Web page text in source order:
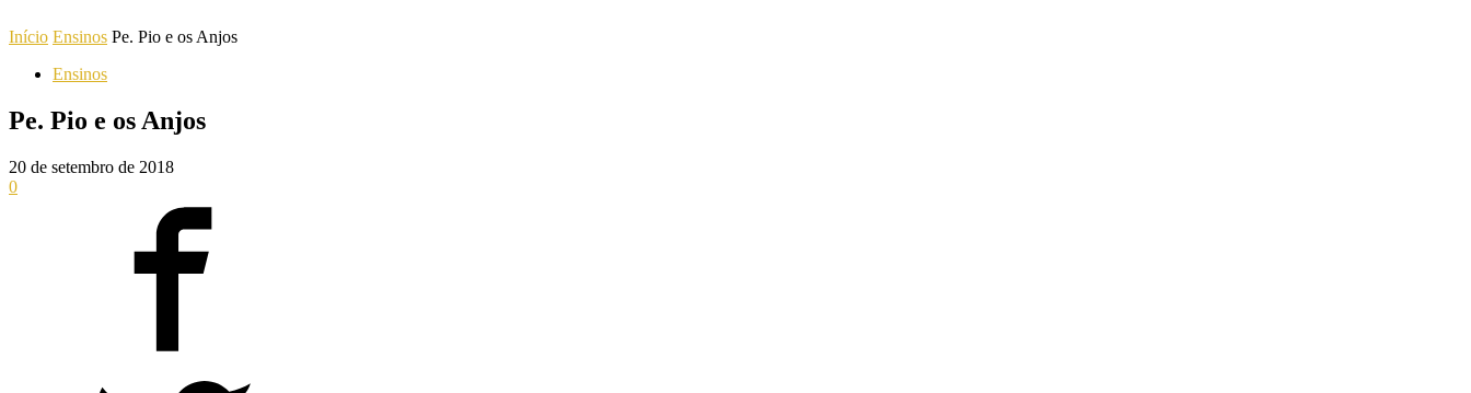
Início Ensinos Pe. Pio e os Anjos
Ensinos
Pe. Pio e os Anjos
20 de setembro de 2018
0